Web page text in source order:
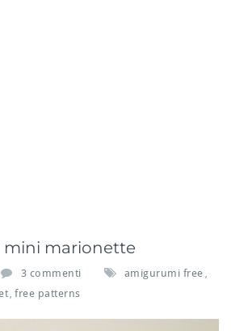
marionette
3 commenti
m
amigurumi free
free patterns